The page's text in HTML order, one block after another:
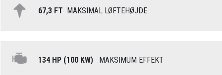
67,3 FT MAKSIMAL LØFTEHØJDE
134 HP (100 KW) MAKSIMUM EFFEKT